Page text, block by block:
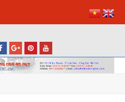
Facebook
Google
Plus
Pinterest